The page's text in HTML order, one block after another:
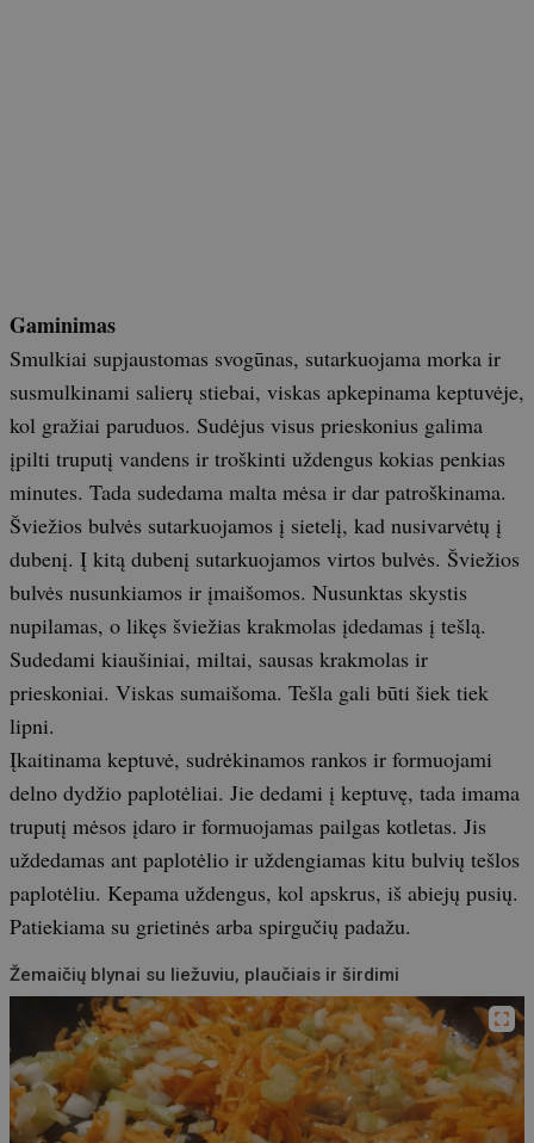
Gaminimas
Smulkiai supjaustomas svogūnas, sutarkuojama morka ir
susmulkinami salierų stiebai, viskas apkepinama keptuvėje,
kol gražiai paruduos. Sudėjus visus prieskonius galima
įpilti truputį vandens ir troškinti uždengus kokias penkias
minutes. Tada sudedama malta mėsa ir dar patroškinama.
Šviežios bulvės sutarkuojamos į sietelį, kad nusivarvėtų į
dubenį. Į kitą dubenį sutarkuojamos virtos bulvės. Šviežios
bulvės nusunkiamos ir įmaišomos. Nusunktas skystis
nupilamas, o likęs šviežias krakmolas įdedamas į tešlą.
Sudedami kiaušiniai, miltai, sausas krakmolas ir
prieskoniai. Viskas sumaišoma. Tešla gali būti šiek tiek
lipni.
Įkaitinama keptuvė, sudrėkinamos rankos ir formuojami
delno dydžio paplotėliai. Jie dedami į keptuvę, tada imama
truputį mėsos įdaro ir formuojamas pailgas kotletas. Jis
uždedamas ant paplotėlio ir uždengiamas kitu bulvių tešlos
paplotėliu. Kepama uždengus, kol apskrus, iš abiejų pusių.
Patiekiama su grietinės arba spirgučių padažu.
Žemaičių blynai su liežuviu, plaučiais ir širdimi